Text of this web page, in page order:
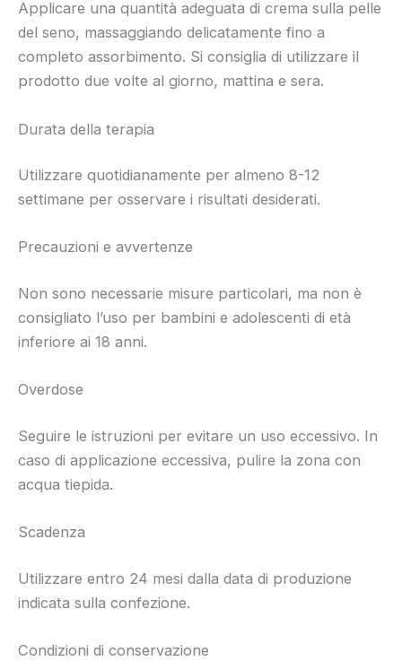
Applicare una quantità adeguata di crema sulla pelle
del seno, massaggiando delicatamente fino a
completo assorbimento. Si consiglia di utilizzare il
prodotto due volte al giorno, mattina e sera.
Durata della terapia
Utilizzare quotidianamente per almeno 8-12
settimane per osservare i risultati desiderati.
Precauzioni e avvertenze
Non sono necessarie misure particolari, ma non è
consigliato l’uso per bambini e adolescenti di età
inferiore ai 18 anni.
Overdose
Seguire le istruzioni per evitare un uso eccessivo. In
caso di applicazione eccessiva, pulire la zona con
acqua tiepida.
Scadenza
Utilizzare entro 24 mesi dalla data di produzione
indicata sulla confezione.
Condizioni di conservazione